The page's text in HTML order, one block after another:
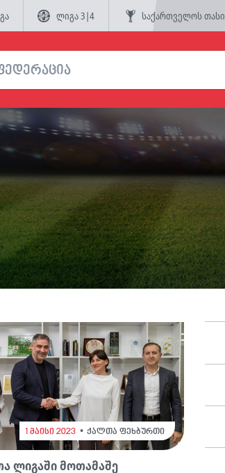
ლიგა 3|4 საქართველოს თასი
1 მაისი 2023 ქალთა ფეხბურთი
ლიგაში მოთამაშე